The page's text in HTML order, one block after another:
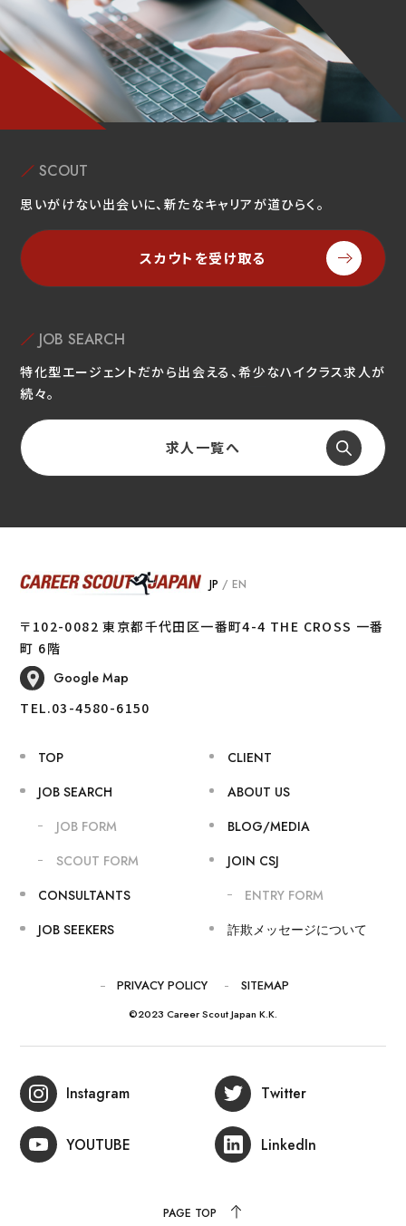
SCOUT
思いがけない出会いに、新たなキャリアが道ひらく。
スカウトを受け取る
JOB SEARCH
特化型エージェントだから出会える、希少なハイクラス求人が
続々。
求人一覧へ
JP /EN
〒102-0082 東京都千代田区一番町4-4 THE CROSS 一番
町 6階
Google Map
TEL.03-4580-6150
TOP
JOB SEARCH
JOB FORM
SCOUT FORM
CONSULTANTS
JOB SEEKERS
CLIENT
ABOUT US
BLOG/MEDIA
JOIN CSJ
ENTRY FORM
詐欺メッセージについて
PRIVACY POLICY SITEMAP
©2023 Career Scout Japan K.K.
Instagram Twitter
YOUTUBE LinkedIn
PAGE TOP